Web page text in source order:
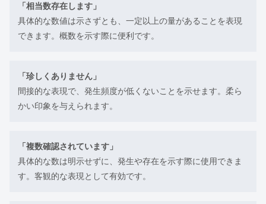
「相当数存在します」
具体的な数値は示さずとも、一定以上の量があることを表現
できます。概数を示す際に便利です。
「珍しくありません」
間接的な表現で、発生頻度が低くないことを示せます。柔ら
かい印象を与えられます。
「複数確認されています」
具体的な数は明示せずに、発生や存在を示す際に使用できま
す。客観的な表現として有効です。